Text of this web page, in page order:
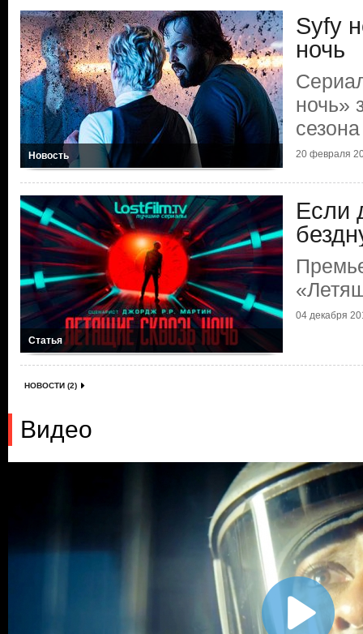
Новость
Syfy
ночь
ночь»
сезона
20 февраля
Статья
Если
04 декабря
НОВОСТИ (2)
Видео